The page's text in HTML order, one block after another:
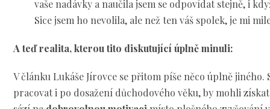
vaše nadávky a naučila jsem se odpovídat stejně, i
Sice jsem ho nevolila, ale než ten váš spolek, je mi
A teď realita, kterou tito diskutující úplně minuli:
V článku Lukáše Jírovce se přitom píše něco úplně
pracovat i po dosažení důchodového věku, by mohli